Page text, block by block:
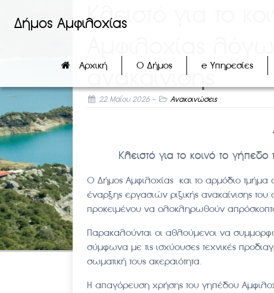
Δήμος Αμφιλοχίας
Αρχική Ο Δήμος e Υπηρεσίες
Κλειστό για το
ανακαίνισης
22 Μαΐου 2026- Ανακοινώσεις
Κλειστό για το κοινό το
Ο Δήμος Αμφιλοχίας και το αρμόδιο τμήμα
έναρξης εργασιών ριζικής ανακαίνισης
προκειμένου να ολοκληρωθούν
Παρακαλούνται οι αθλούμενοι να
σύμφωνα με τις ισχύουσες τεχνικές
σωματική τους ακεραιότητα.
Η απαγόρευση χρήσης του γηπέδου